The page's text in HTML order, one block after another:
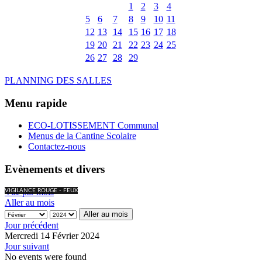
1
2 3
4
5
6 7 8 9 10 11
12 13 14 15 16 17 18
19 20 21 22 23 24 25
26 27 28 29
PLANNING DES SALLES
Menu rapide
ECO-LOTISSEMENT Communal
Menus de la Cantine Scolaire
Contactez-nous
Evènements et divers
VIGILANCE ROUGE - FEUX
Vue par mois
Aller au mois
Aller au mois
Jour précédent
Mercredi 14 Février 2024
Jour suivant
No events were found